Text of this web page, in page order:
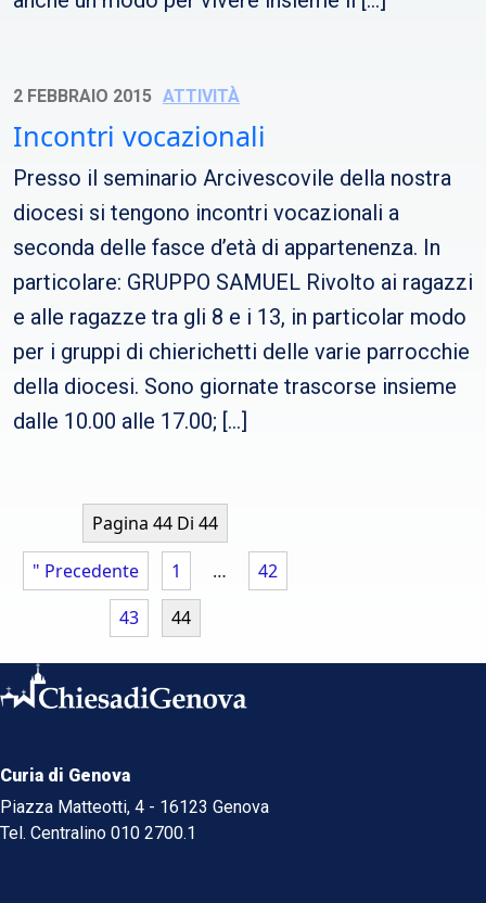
2 FEBBRAIO 2015 ATTIVITÀ
Incontri vocazionali
Presso il seminario Arcivescovile della nostra
diocesi si tengono incontri vocazionali a
seconda delle fasce d’età di appartenenza. In
particolare: GRUPPO SAMUEL Rivolto ai ragazzi
e alle ragazze tra gli 8 e i 13, in particolar modo
per i gruppi di chierichetti delle varie parrocchie
della diocesi. Sono giornate trascorse insieme
dalle 10.00 alle 17.00; […]
Pagina 44 Di 44
" Precedente
1 …
42
43
44
Curia di Genova
Piazza Matteotti, 4 - 16123 Genova
Tel. Centralino 010 2700.1